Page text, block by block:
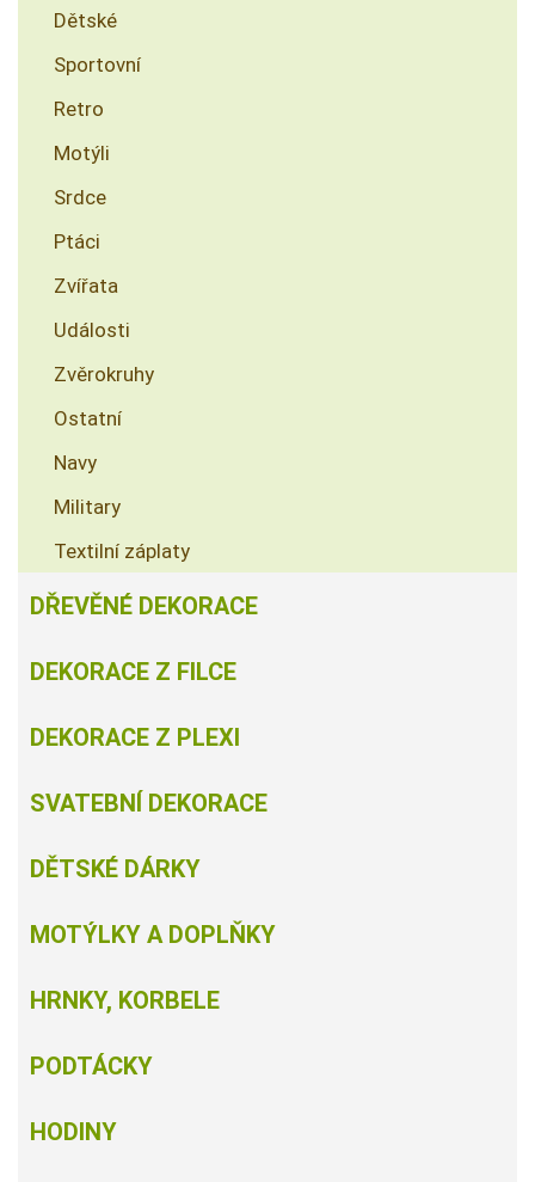
Dětské
Sportovní
Retro
Motýli
Srdce
Ptáci
Zvířata
Události
Zvěrokruhy
Ostatní
Navy
Military
Textilní záplaty
DŘEVĚNÉ DEKORACE
DEKORACE Z FILCE
DEKORACE Z PLEXI
SVATEBNÍ DEKORACE
DĚTSKÉ DÁRKY
MOTÝLKY A DOPLŇKY
HRNKY, KORBELE
PODTÁCKY
HODINY